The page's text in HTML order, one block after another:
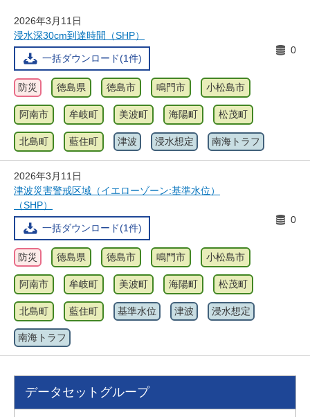
2026年3月11日
浸水深30cm到達時間（SHP）
一括ダウンロード(1件)
0
防災 徳島県 徳島市 鳴門市 小松島市
阿南市 牟岐町 美波町 海陽町 松茂町
北島町 藍住町 津波 浸水想定 南海トラフ
2026年3月11日
津波災害警戒区域（イエローゾーン:基準水位）
（SHP）
一括ダウンロード(1件)
0
防災 徳島県 徳島市 鳴門市 小松島市
阿南市 牟岐町 美波町 海陽町 松茂町
北島町 藍住町 基準水位 津波 浸水想定
南海トラフ
データセットグループ